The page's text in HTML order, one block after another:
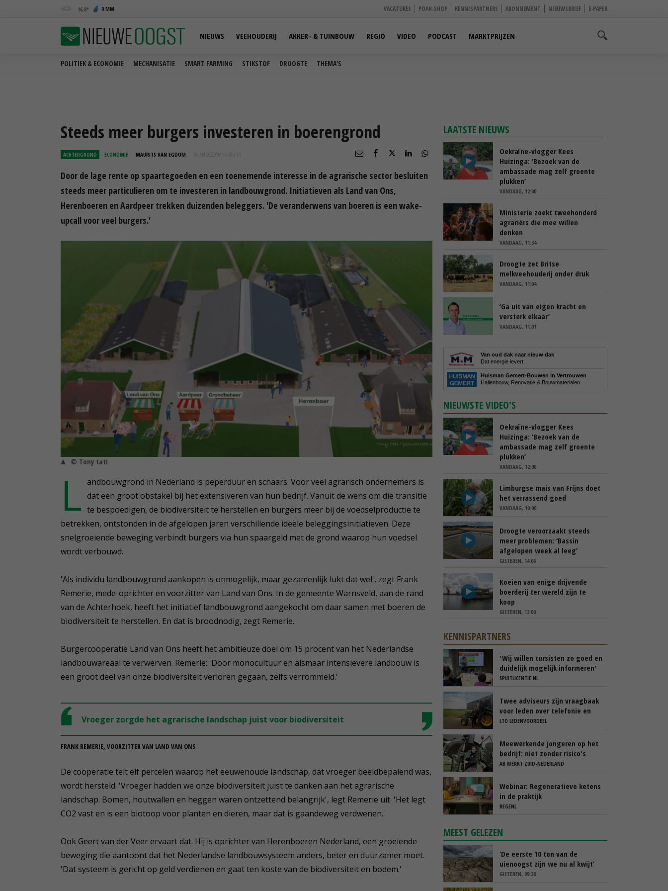
16,8 0 MM VACATURES POAH-SHOP KENNISPARTNERS ABONNEMENT NIEUWSBRIEF E-PAPER
POLITIEK & ECONOMIE MECHANISATIE SMART FARMING STIKSTOF DROOGTE THEMA'S
NIEUWS VEEHOUDERIJ AKKER- & TUINBOUW REGIO VIDEO PODCAST MARKTPRIJZEN
Steeds meer burgers investeren in boerengrond
ACHTERGROND ECONOMIE MAURITS VAN EGDOM 28 JAN 2022 OM 15:30
Door de lage rente op spaartegoeden en een toenemende interesse in de agrarische sector besluiten
steeds meer particulieren om te investeren in landbouwgrond. Initiatieven als Land van Ons,
Herenboeren en Aardpeer trekken duizenden beleggers. 'De veranderwens van boeren is een wake-
upcall voor veel burgers.'
© Tony tati
L andbouwgrond in Nederland is peperduur en schaars. Voor veel agrarisch ondernemers is
dat een groot obstakel bij het extensiveren van hun bedrijf. Vanuit de wens om die transitie
te bespoedigen, de biodiversiteit te herstellen en burgers meer bij de voedselproductie te
betrekken, ontstonden in de afgelopen jaren verschillende ideële beleggingsinitiatieven. Deze
snelgroeiende beweging verbindt burgers via hun spaargeld met de grond waarop hun voedsel
wordt verbouwd.
'Als individu landbouwgrond aankopen is onmogelijk, maar gezamenlijk lukt dat wel', zegt Frank
Remerie, mede-oprichter en voorzitter van Land van Ons. In de gemeente Warnsveld, aan de rand
van de Achterhoek, heeft het initiatief landbouwgrond aangekocht om daar samen met boeren de
biodiversiteit te herstellen. En dat is broodnodig, zegt Remerie.
Burgercoöperatie Land van Ons heeft het ambitieuze doel om 15 procent van het Nederlandse
landbouwareaal te verwerven. Remerie: 'Door monocultuur en alsmaar intensievere landbouw is
een groot deel van onze biodiversiteit verloren gegaan, zelfs verrommeld.'
Vroeger zorgde het agrarische landschap juist voor biodiversiteit
FRANK REMERIE, VOORZITTER VAN LAND VAN ONS
De coöperatie telt elf percelen waarop het eeuwenoude landschap, dat vroeger beeldbepalend was,
wordt hersteld. 'Vroeger hadden we onze biodiversiteit juist te danken aan het agrarische
landschap. Bomen, houtwallen en heggen waren ontzettend belangrijk', legt Remerie uit. 'Het legt
CO2 vast en is een biotoop voor planten en dieren, maar dat is gaandeweg verdwenen.'
Ook Geert van der Veer ervaart dat. Hij is oprichter van Herenboeren Nederland, een groeiende
beweging die aantoont dat het Nederlandse landbouwsysteem anders, beter en duurzamer moet.
'Dat systeem is gericht op geld verdienen en gaat ten koste van de biodiversiteit en bodem.'
LAATSTE NIEUWS
Oekraïne-vlogger Kees
Huizinga: ‘Bezoek van de
ambassade mag zelf groente
plukken’
VANDAAG, 12:00
Ministerie zoekt tweehonderd
agrariërs die mee willen
denken
VANDAAG, 11:34
Droogte zet Britse
melkveehouderij onder druk
VANDAAG, 11:04
‘Ga uit van eigen kracht en
versterk elkaar’
VANDAAG, 11:01
Van oud dak naar nieuw dak
Dat energie levert.
Huisman Gemert-Bouwen in Vertrouwen
Hallenbouw, Renovatie & Bouwmaterialen
NIEUWSTE VIDEO'S
Oekraïne-vlogger Kees
Huizinga: ‘Bezoek van de
ambassade mag zelf groente
plukken’
VANDAAG, 12:00
Limburgse mais van Frijns doet
het verrassend goed
VANDAAG, 10:00
Droogte veroorzaakt steeds
meer problemen: ‘Bassin
afgelopen week al leeg’
GISTEREN, 14:06
Koeien van enige drijvende
boerderij ter wereld zijn te
koop
GISTEREN, 12:00
KENNISPARTNERS
'Wij willen cursisten zo goed en
duidelijk mogelijk informeren'
SPUITLICENTIE.NL
Twee adviseurs zijn vraagbaak
voor leden over telefonie en
ICT
LTO LEDENVOORDEEL
Meewerkende jongeren op het
bedrijf: niet zonder risico's
AB WERKT ZUID-NEDERLAND
Webinar: Regeneratieve ketens
in de praktijk
REGENL
MEEST GELEZEN
‘De eerste 10 ton van de
uienoogst zijn we nu al kwijt’
GISTEREN, 09:28